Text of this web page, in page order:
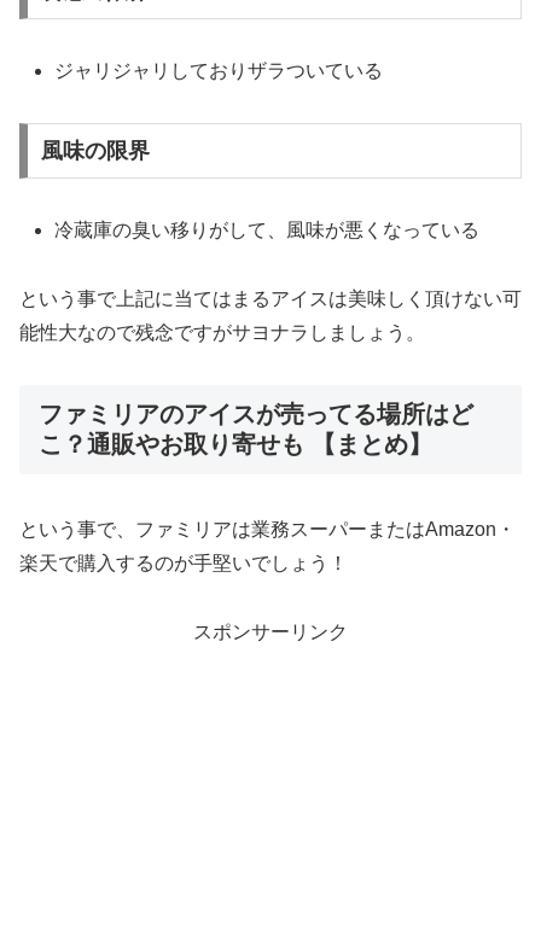
ジャリジャリしておりザラついている
風味の限界
冷蔵庫の臭い移りがして、風味が悪くなっている
という事で上記に当てはまるアイスは美味しく頂けない可
能性大なので残念ですがサヨナラしましょう。
ファミリアのアイスが売ってる場所はど
こ？通販やお取り寄せも 【まとめ】
という事で、ファミリアは業務スーパーまたはAmazon・
楽天で購入するのが手堅いでしょう！
スポンサーリンク